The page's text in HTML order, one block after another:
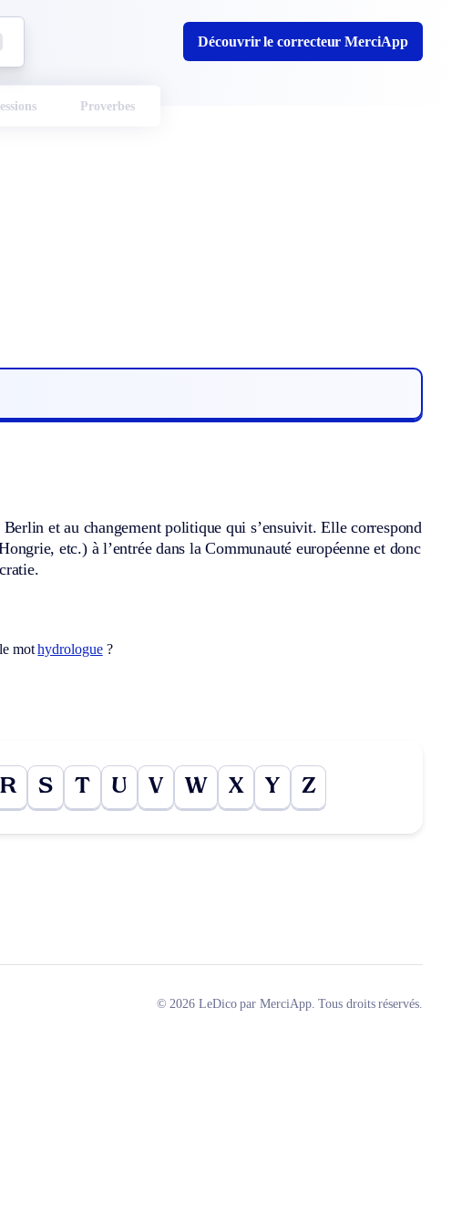
Découvrir le correcteur MerciApp
Proverbes
et au changement politique qui s’ensuivit. Elle correspond
etc.) à l’entrée dans la Communauté européenne et donc
mothydrologue?
R S T U V W X Y Z
© 2026 LeDico par MerciApp. Tous droits réservés.